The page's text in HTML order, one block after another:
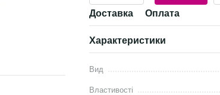
Доставка Оплата
Характеристики
Вид
Властивості